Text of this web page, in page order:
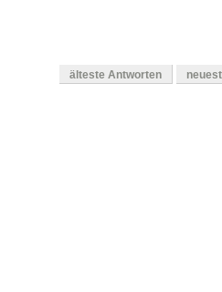
älteste Antworten